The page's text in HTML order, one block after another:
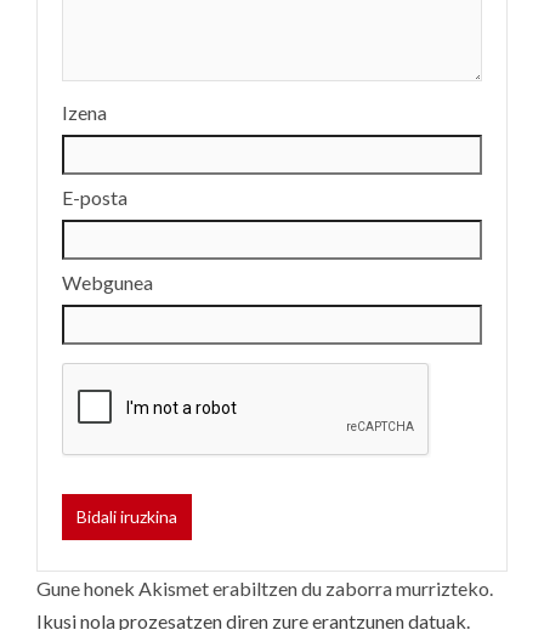
Izena
E-posta
Webgunea
Gune honek Akismet erabiltzen du zaborra murrizteko.
Ikusi nola prozesatzen diren zure erantzunen datuak.